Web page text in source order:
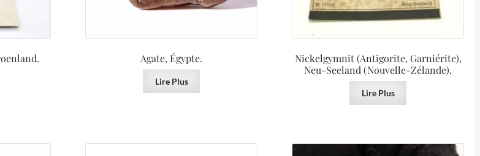
Agate, Égypte.
Lire Plus
Nickelgymnit (Antigorite, Garniérite),
Neu-Seeland (Nouvelle-Zélande).
Lire Plus